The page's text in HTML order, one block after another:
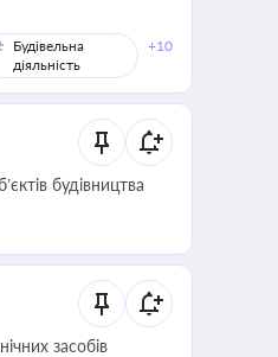
Будівельна
діяльність
+10
будівництва
засобів